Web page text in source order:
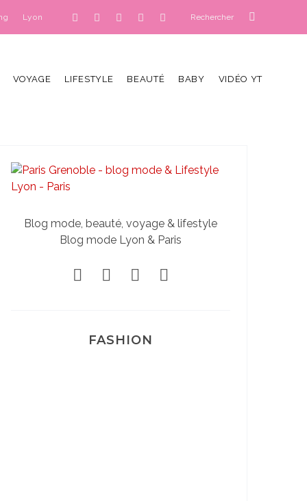
Lyon
VOYAGE LIFESTYLE BEAUTÉ BABY VIDÉO YT
Blog mode, beauté, voyage & lifestyle
Blog mode Lyon & Paris
FASHION